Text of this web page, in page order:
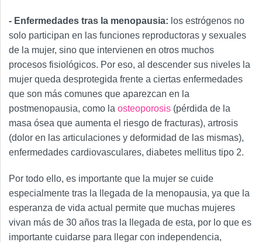
- Enfermedades tras la menopausia: los estrógenos no
solo participan en las funciones reproductoras y sexuales
de la mujer, sino que intervienen en otros muchos
procesos fisiológicos. Por eso, al descender sus niveles la
mujer queda desprotegida frente a ciertas enfermedades
que son más comunes que aparezcan en la
postmenopausia, como la osteoporosis (pérdida de la
masa ósea que aumenta el riesgo de fracturas), artrosis
(dolor en las articulaciones y deformidad de las mismas),
enfermedades cardiovasculares, diabetes mellitus tipo 2.
Por todo ello, es importante que la mujer se cuide
especialmente tras la llegada de la menopausia, ya que la
esperanza de vida actual permite que muchas mujeres
vivan más de 30 años tras la llegada de esta, por lo que es
importante cuidarse para llegar con independencia,